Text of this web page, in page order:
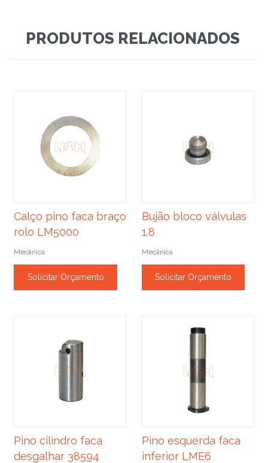
PRODUTOS RELACIONADOS
Calço pino faca braço
rolo LM5000
Mecânica
Solicitar Orçamento
Bujão bloco válvulas
1.8
Mecânica
Solicitar Orçamento
Pino cilindro faca
desgalhar 38594
Pino esquerda faca
inferior LME6